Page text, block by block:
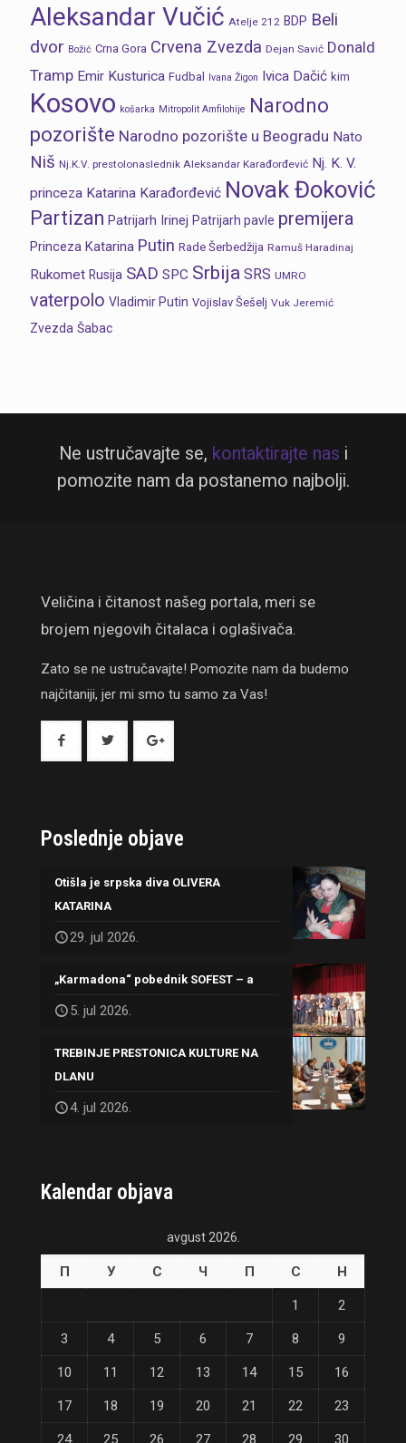
Aleksandar Vučić Atelje 212 BDP Beli
dvor Božić Crna Gora Crvena Zvezda Dejan Savić Donald
Tramp Emir Kusturica Fudbal Ivana Žigon Ivica Dačić kim
Kosovo košarka Mitropolit Amfilohije Narodno
pozorište Narodno pozorište u Beogradu Nato
Niš Nj.K.V. prestolonaslednik Aleksandar Karađorđević Nj. K. V.
princeza Katarina Karađorđević Novak Đoković
Partizan Patrijarh Irinej Patrijarh pavle premijera
Princeza Katarina Putin Rade Šerbedžija Ramuš Haradinaj
Rukomet Rusija SAD SPC Srbija SRS UMRO
vaterpolo Vladimir Putin Vojislav Šešelj Vuk Jeremić
Zvezda Šabac
Ne ustručavajte se, kontaktirajte nas i
pomozite nam da postanemo najbolji.
Veličina i čitanost našeg portala, meri se
brojem njegovih čitalaca i oglašivača.
Zato se ne ustručavajte! Pomozite nam da budemo
najčitaniji, jer mi smo tu samo za Vas!
Poslednje objave
Otišla je srpska diva OLIVERA
KATARINA
29. jul 2026.
„Karmadona“ pobednik SOFEST – a
5. jul 2026.
TREBINJE PRESTONICA KULTURE NA
DLANU
4. jul 2026.
Kalendar objava
avgust 2026.
П У С Ч П С Н
1 2
3 4 5 6 7 8 9
10 11 12 13 14 15 16
17 18 19 20 21 22 23
24 25 26 27 28 29 30